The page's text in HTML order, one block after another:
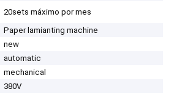
20sets máximo por mes
Paper lamianting machine
new
automatic
mechanical
380V